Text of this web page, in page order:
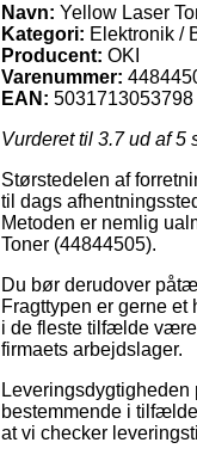
Navn: Yellow Laser
Kategori: Elektronik /
Producent: OKI
Varenummer:
EAN: 5031713053798
Vurderet til 3.7ud af 5
Størstedelen af
til dags
Metoden er nemlig
Toner (44844505).
Du bør derudover
Fragttypen er gerne
i de fleste tilfælde
firmaets arbejdslager.
bestemmende i
at vi checker